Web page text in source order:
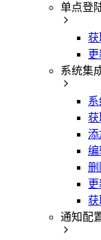
单点登
获
系统集
获
添
编
删
获
通知配